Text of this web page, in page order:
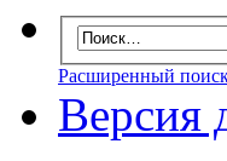
Расширенный
Версия